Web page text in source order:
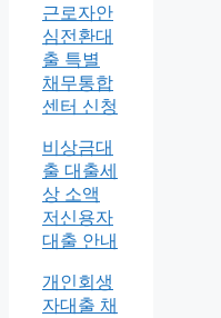
근로자안
심전환대
출 특별
채무통합
센터 신청
비상금대
출 대출세
상 소액
저신용자
대출 안내
개인회생
자대출 채